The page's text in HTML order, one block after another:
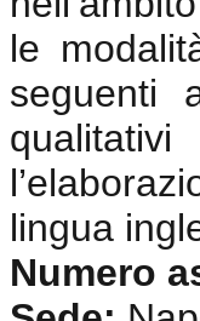
le
seguenti
lingua
Numero